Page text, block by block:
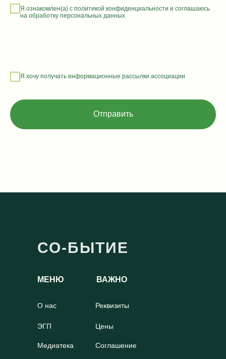
Я ознакомлен(а) с политикой конфиденциальности и соглашаюсь
на обработку персональных данных
Я хочу получать информационные рассылки ассоциации
Отправить
СО-БЫТИЕ
О нас
МЕНЮ ВАЖНО
ЭГП
Реквизиты
Цены
Соглашение
Медиатека